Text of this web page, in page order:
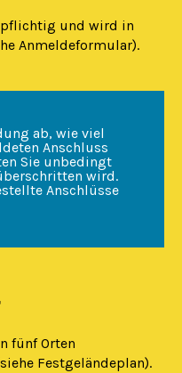
und wird in
Anmeldeformular).
ab, wie viel
Anschluss
Sie unbedingt
wird.
Anschlüsse
fünf Orten
Festgeländeplan).